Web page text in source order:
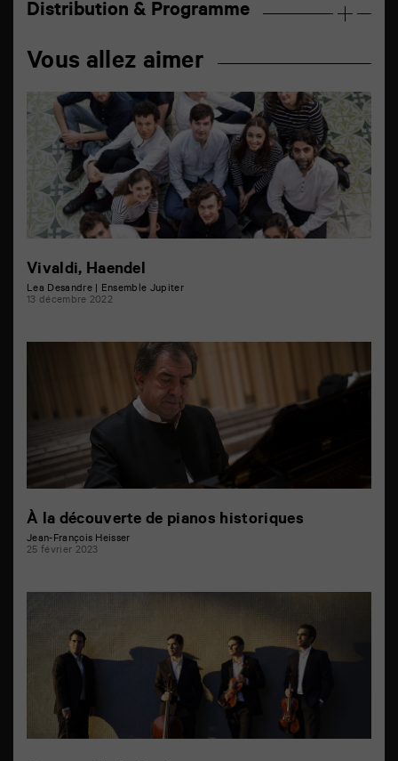
Distribution & Programme
Vous allez aimer
Vivaldi, Haendel
Lea Desandre | Ensemble Jupiter
13 décembre 2022
À la découverte de pianos historiques
Jean-François Heisser
25 février 2023